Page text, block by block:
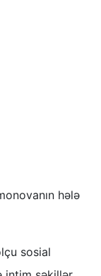
hələ
sosial